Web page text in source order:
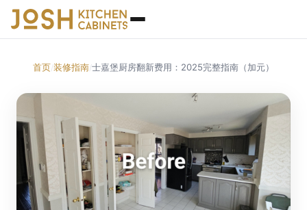
首页/装修指南/士嘉堡厨房翻新费用：2025完整指南（加元）